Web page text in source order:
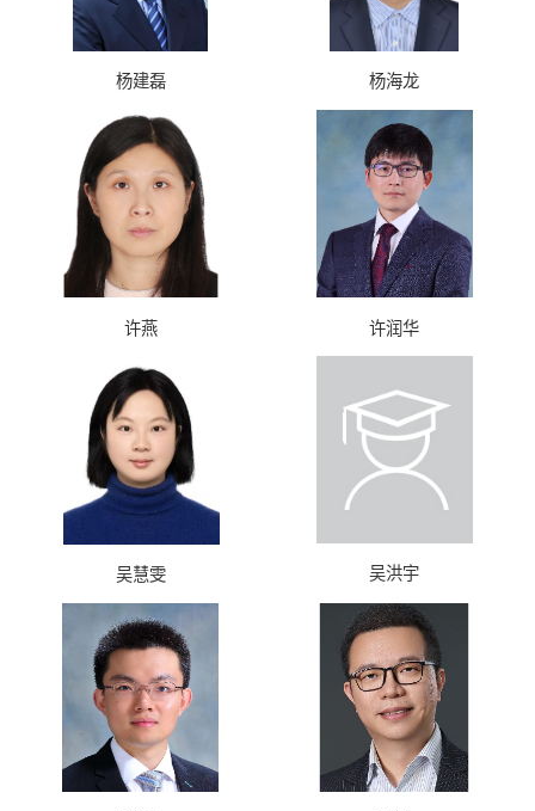
杨建磊 杨海龙
许燕 许润华
吴慧雯 吴洪宇